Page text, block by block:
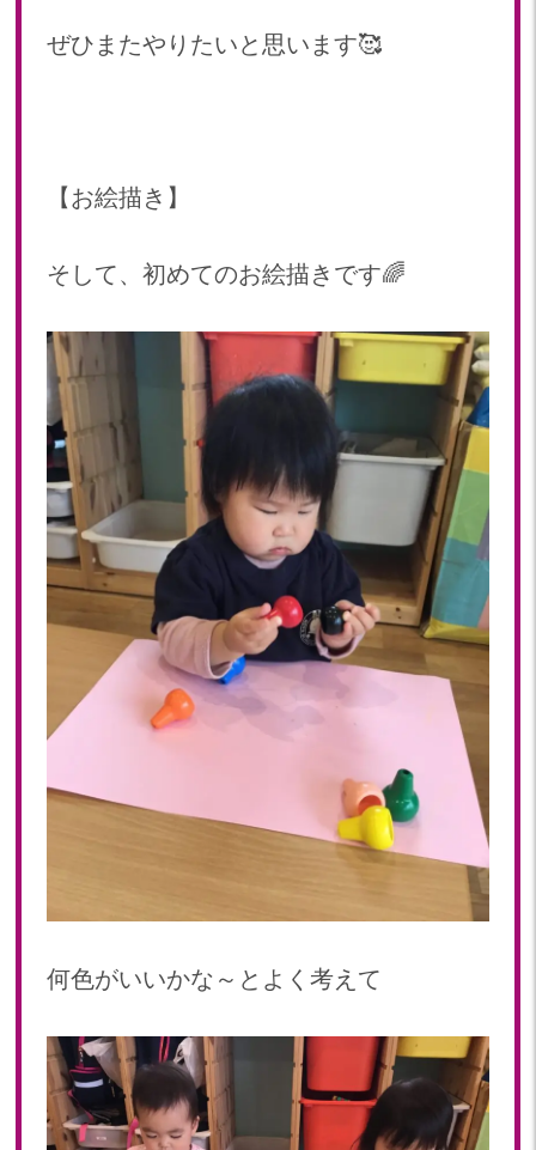
ぜひまたやりたいと思います🥰
【お絵描き】
そして、初めてのお絵描きです🌈
何色がいいかな～とよく考えて